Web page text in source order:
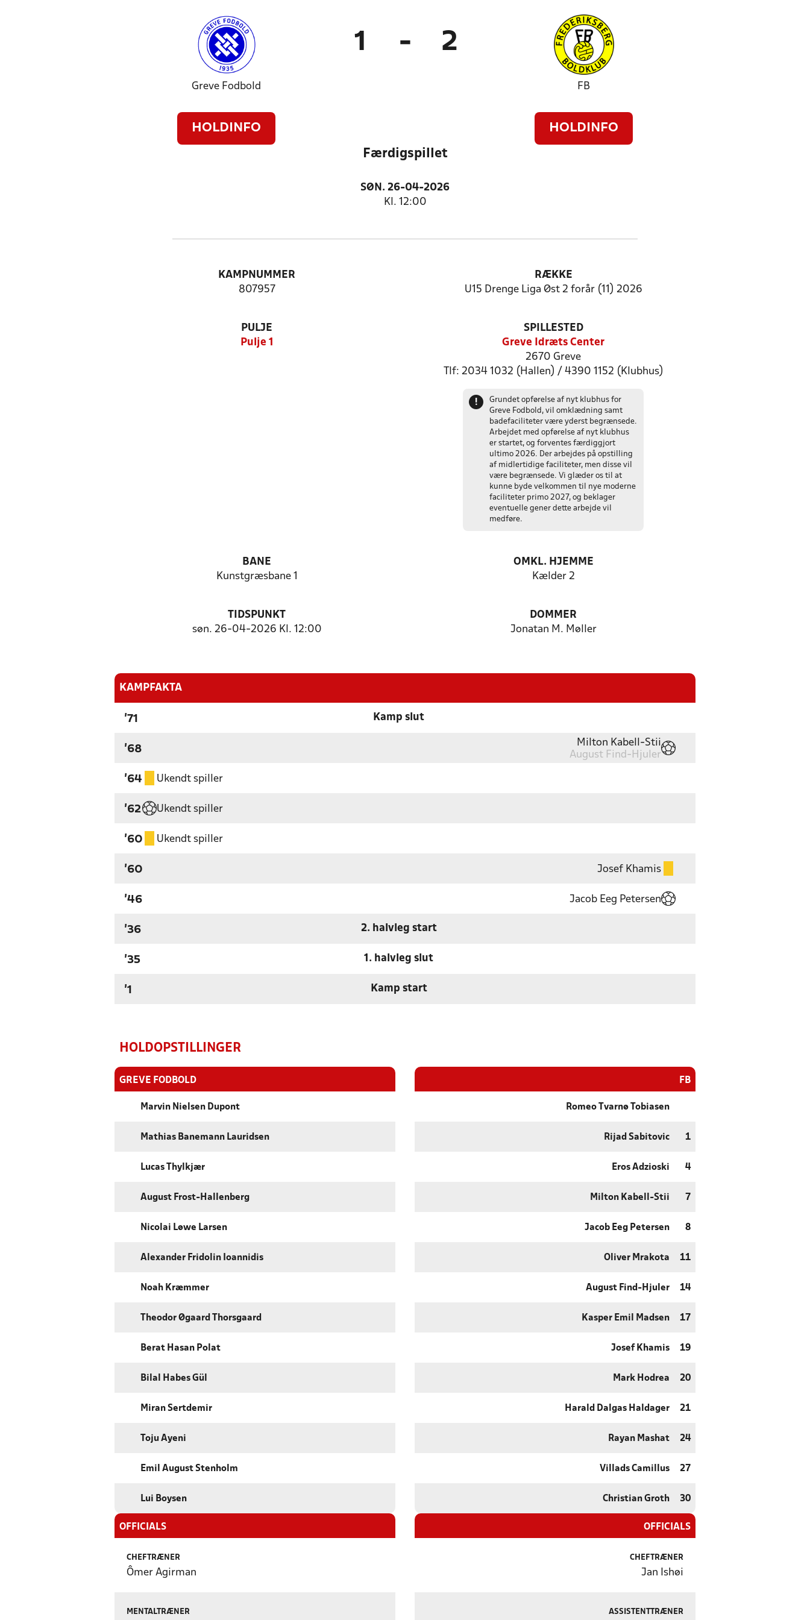
Greve Fodbold
HOLDINFO
1 - 2
FB
HOLDINFO
Færdigspillet
SØN. 26-04-2026
Kl. 12:00
KAMPNUMMER
807957
RÆKKE
U15 Drenge Liga Øst 2 forår (11) 2026
PULJE
Pulje 1
SPILLESTED
Greve Idræts Center
2670 Greve
Tlf: 2034 1032 (Hallen) / 4390 1152 (Klubhus)
!
Grundet opførelse af nyt klubhus for
Greve Fodbold, vil omklædning samt
badefaciliteter være yderst begrænsede.
Arbejdet med opførelse af nyt klubhus
er startet, og forventes færdiggjort
ultimo 2026. Der arbejdes på opstilling
af midlertidige faciliteter, men disse vil
være begrænsede. Vi glæder os til at
kunne byde velkommen til nye moderne
faciliteter primo 2027, og beklager
eventuelle gener dette arbejde vil
medføre.
BANE
Kunstgræsbane 1
OMKL. HJEMME
Kælder 2
TIDSPUNKT
søn. 26-04-2026 Kl. 12:00
DOMMER
Jonatan M. Møller
KAMPFAKTA
'71 Kamp slut
'68
Milton Kabell-Stii
August Find-Hjuler
'64 Ukendt spiller
'62 Ukendt spiller
'60 Ukendt spiller
'60 Josef Khamis
'46 Jacob Eeg Petersen
'36 2. halvleg start
'35 1. halvleg slut
'1 Kamp start
HOLDOPSTILLINGER
GREVE FODBOLD
Marvin Nielsen Dupont
Mathias Banemann Lauridsen
Lucas Thylkjær
August Frost-Hallenberg
Nicolai Løwe Larsen
Alexander Fridolin Ioannidis
Noah Kræmmer
Theodor Øgaard Thorsgaard
Berat Hasan Polat
Bilal Habes Gül
Miran Sertdemir
Toju Ayeni
Emil August Stenholm
Lui Boysen
OFFICIALS
CHEFTRÆNER
Ômer Agirman
MENTALTRÆNER
FB
Romeo Tvarnø Tobiasen
Rijad Sabitovic 1
Eros Adzioski 4
Milton Kabell-Stii 7
Jacob Eeg Petersen 8
Oliver Mrakota 11
August Find-Hjuler 14
Kasper Emil Madsen 17
Josef Khamis 19
Mark Hodrea 20
Harald Dalgas Haldager 21
Rayan Mashat 24
Villads Camillus 27
Christian Groth 30
OFFICIALS
CHEFTRÆNER
Jan Ishøi
ASSISTENTTRÆNER